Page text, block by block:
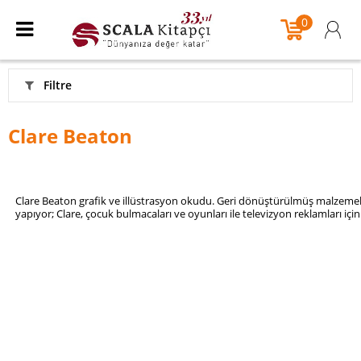
0
Filtre
Clare Beaton
Clare Beaton grafik ve illüstrasyon okudu.Geri dönüştürülmüş
yapıyor;Clare, çocuk bulmacaları ve oyunları ile televizyon reklamları